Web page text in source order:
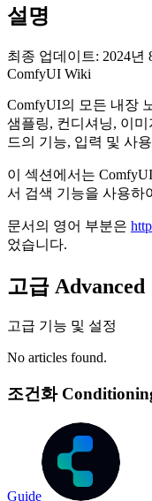
설명
최종 업데이트: 2024년
ComfyUI Wiki
ComfyUI의 모든 내장
샘플링, 컨디셔닝, 이
드의 기능, 입력 및 사
이 섹션에서는
서 검색 기능을 사용하
문서의 영어 부분은
었습니다.
고급 Advanced
고급 기능 및 설정
No articles found.
조건화
Guide